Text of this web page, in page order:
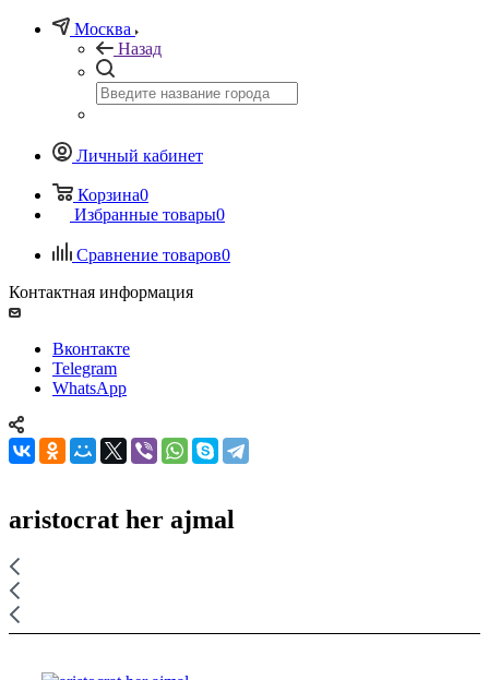
Москва
Назад
Личный кабинет
Корзина0
Избранные товары0
Сравнение товаров0
Контактная информация
Вконтакте
Telegram
WhatsApp
aristocrat her ajmal